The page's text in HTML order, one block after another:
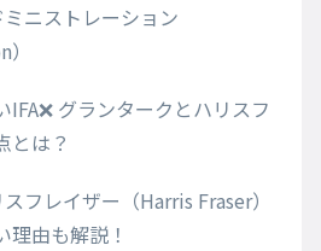
ニストレーション
IFA❌ グランタークとハリスフ
とは？
フレイザー（Harris Fraser）
理由も解説！